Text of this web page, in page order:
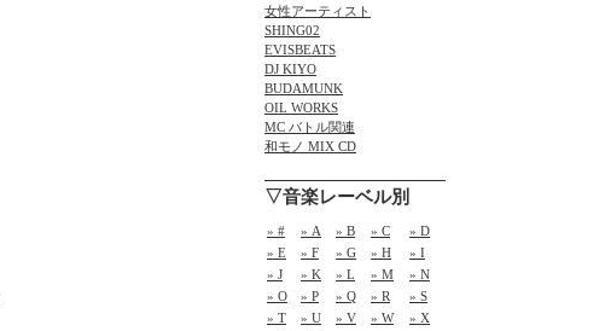
女性アーティスト
SHING02
EVISBEATS
DJ KIYO
BUDAMUNK
OIL WORKS
MC バトル関連
和モノ MIX CD
▽音楽レーベル別
» # » A » B » C
» D
» E
» F » G » H
» I
» J
» K » L » M
» N
» O
» P » Q » R
» S
» T
» U » V » W
» X